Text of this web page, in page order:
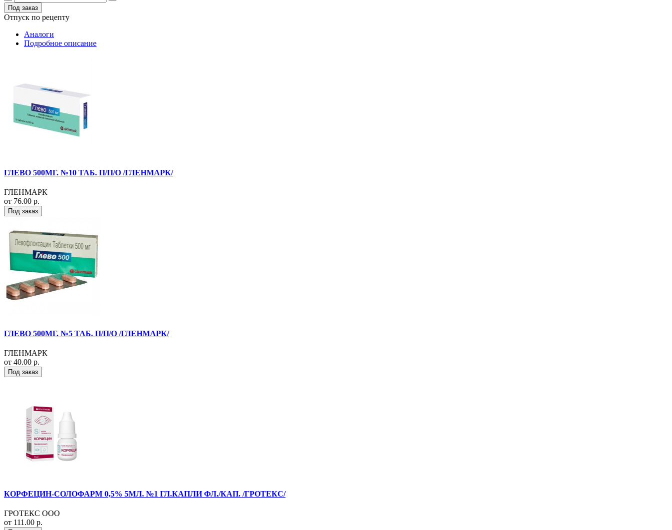
Под заказ
Отпуск по рецепту
Аналоги
Подробное описание
ГЛЕВО 500МГ. №10 ТАБ. П/П/О /ГЛЕНМАРК/
ГЛЕНМАРК
от 76.00 р.
Под заказ
ГЛЕВО 500МГ. №5 ТАБ. П/П/О /ГЛЕНМАРК/
ГЛЕНМАРК
от 40.00 р.
Под заказ
КОРФЕЦИН-СОЛОФАРМ 0,5% 5МЛ. №1 ГЛ.КАПЛИ ФЛ./КАП. /ГРОТЕКС/
ГРОТЕКС ООО
от 111.00 р.